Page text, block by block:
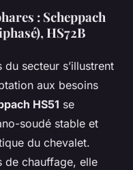
: Scheppach
HS72B
secteur s’illustrent
aux besoins
HS51 se
soudé stable et
du chevalet.
de chauffage, elle